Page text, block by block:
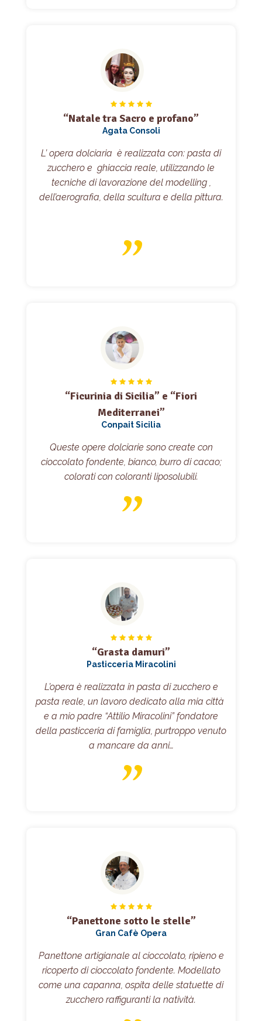
“Natale tra Sacro e profano”
Agata Consoli
L’ opera dolciaria è realizzata con: pasta di
zucchero e ghiaccia reale, utilizzando le
tecniche di lavorazione del modelling ,
dell’aerografia, della scultura e della pittura.
“Ficurinia di Sicilia” e “Fiori
Mediterranei”
Conpait Sicilia
Queste opere dolciarie sono create con
cioccolato fondente, bianco, burro di cacao;
colorati con coloranti liposolubili.
“Grasta damuri”
Pasticceria Miracolini
L’opera è realizzata in pasta di zucchero e
pasta reale, un lavoro dedicato alla mia città
e a mio padre “Attilio Miracolini” fondatore
della pasticceria di famiglia, purtroppo venuto
a mancare da anni…
“Panettone sotto le stelle”
Gran Cafè Opera
Panettone artigianale al cioccolato, ripieno e
ricoperto di cioccolato fondente. Modellato
come una capanna, ospita delle statuette di
zucchero raffiguranti la natività.